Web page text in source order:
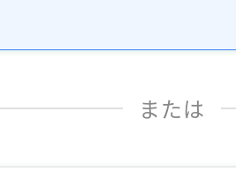
または